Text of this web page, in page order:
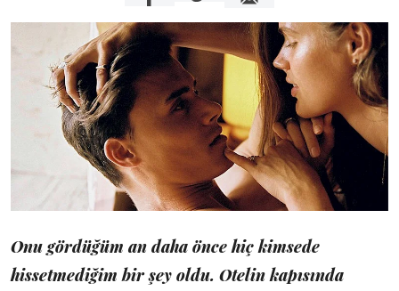
Onu gördüğüm an daha önce hiç kimsede
hissetmediğim bir şey oldu. Otelin kapısında